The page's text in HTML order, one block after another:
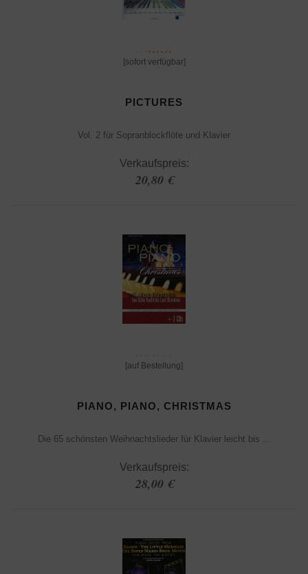
[sofort verfügbar]
PICTURES
Vol. 2 für Sopranblockflöte und Klavier
Verkaufspreis:
20,80 €
[auf Bestellung]
PIANO, PIANO, CHRISTMAS
Die 65 schönsten Weihnachtslieder für Klavier leicht bis ...
Verkaufspreis:
28,00 €